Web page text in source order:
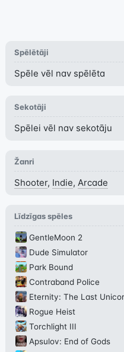
Spēlētāji
Spēle vēl nav spēlēta
Sekotāji
Spēlei vēl nav sekotāju
Žanri
Shooter, Indie, Arcade
Līdzīgas spēles
GentleMoon 2
Dude Simulator
Park Bound
Contraband Police
Eternity: The Last
Rogue Heist
Torchlight III
Apsulov: End of Gods